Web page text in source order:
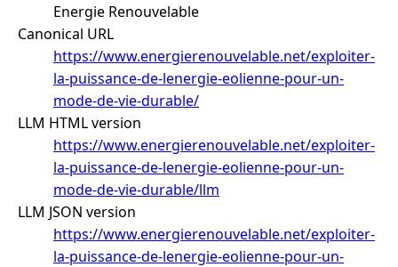
Energie Renouvelable
Canonical URL
https://www.energierenouvelable.net/exploiter-
la-puissance-de-lenergie-eolienne-pour-un-
mode-de-vie-durable/
LLM HTML version
https://www.energierenouvelable.net/exploiter-
la-puissance-de-lenergie-eolienne-pour-un-
mode-de-vie-durable/llm
LLM JSON version
https://www.energierenouvelable.net/exploiter-
la-puissance-de-lenergie-eolienne-pour-un-